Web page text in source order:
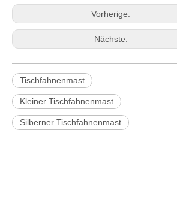
Vorherige:
Nächste:
Tischfahnenmast
Kleiner Tischfahnenmast
Silberner Tischfahnenmast